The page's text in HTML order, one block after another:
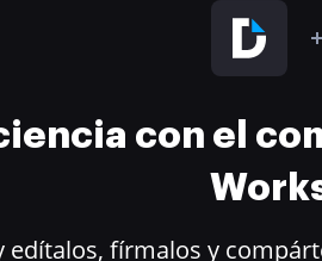
con el
edítalos, fírmalos y